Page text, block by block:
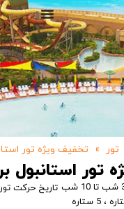
تور » تخفیف ویژه تور
تور استانبول
تاریخ حرکت